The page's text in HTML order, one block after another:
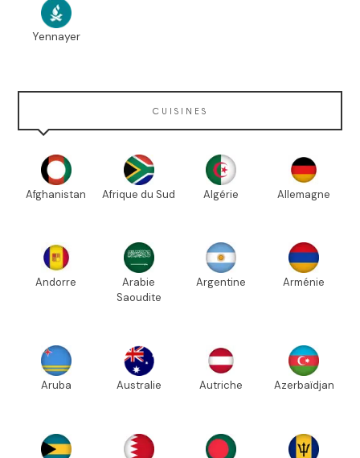
Yennayer
CUISINES
Afghanistan Afrique du Sud Algérie Allemagne
Andorre
Arabie
Saoudite
Argentine Arménie
Aruba Australie Autriche Azerbaïdjan